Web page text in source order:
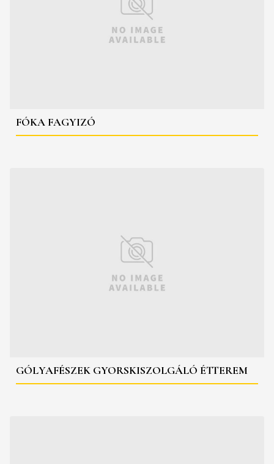
FÓKA FAGYIZÓ
GÓLYAFÉSZEK GYORSKISZOLGÁLÓ ÉTTEREM